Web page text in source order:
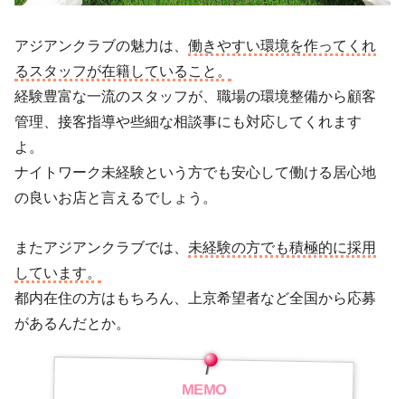
アジアンクラブの魅力は、働きやすい環境を作ってくれ
るスタッフが在籍していること。
経験豊富な一流のスタッフが、職場の環境整備から顧客
管理、接客指導や些細な相談事にも対応してくれます
よ。
ナイトワーク未経験という方でも安心して働ける居心地
の良いお店と言えるでしょう。
またアジアンクラブでは、 未経験の方でも積極的に採用
しています。
都内在住の方はもちろん、上京希望者など全国から応募
があるんだとか。
MEMO